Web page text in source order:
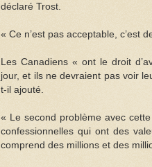
déclaré Trost.
« Ce n’est pas acceptable, c’est
Les Canadiens « ont le droit
jour, et ils ne devraient pas voir
t-il ajouté.
« Le second problème avec
confessionnelles qui ont des
comprend des millions et des